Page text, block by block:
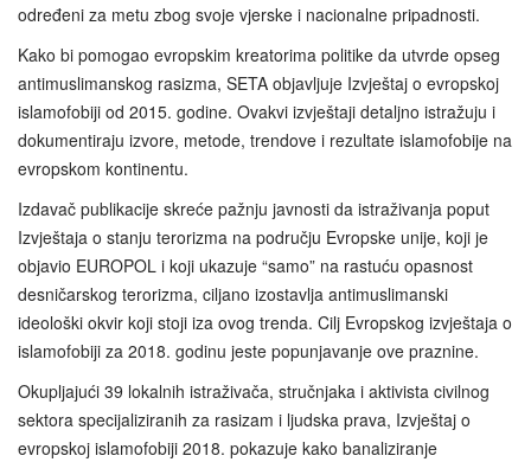
određeni za metu zbog svoje vjerske i nacionalne pripadnosti.
Kako bi pomogao evropskim kreatorima politike da utvrde opseg
antimuslimanskog rasizma, SETA objavljuje Izvještaj o evropskoj
islamofobiji od 2015. godine. Ovakvi izvještaji detaljno istražuju i
dokumentiraju izvore, metode, trendove i rezultate islamofobije na
evropskom kontinentu.
Izdavač publikacije skreće pažnju javnosti da istraživanja poput
Izvještaja o stanju terorizma na području Evropske unije, koji je
objavio EUROPOL i koji ukazuje “samo” na rastuću opasnost
desničarskog terorizma, ciljano izostavlja antimuslimanski
ideološki okvir koji stoji iza ovog trenda. Cilj Evropskog izvještaja o
islamofobiji za 2018. godinu jeste popunjavanje ove praznine.
Okupljajući 39 lokalnih istraživača, stručnjaka i aktivista civilnog
sektora specijaliziranih za rasizam i ljudska prava, Izvještaj o
evropskoj islamofobiji 2018. pokazuje kako banaliziranje